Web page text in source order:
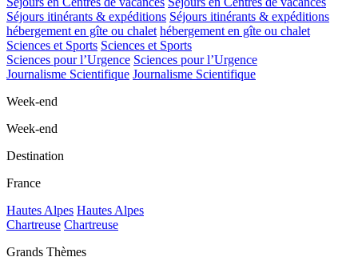
Séjours itinérants & expéditions Séjours itinérants & expéditions
hébergement en gîte ou chalet hébergement en gîte ou chalet
Sciences et Sports Sciences et Sports
Sciences pour l’Urgence Sciences pour l’Urgence
Journalisme Scientifique Journalisme Scientifique
Week-end
Week-end
Destination
France
Hautes Alpes Hautes Alpes
Chartreuse Chartreuse
Grands Thèmes